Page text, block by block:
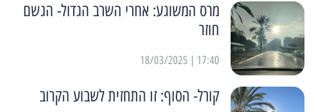
מרס המשוגע: אחרי השרב הגדול- הגשם
חוזר
17:40 | 18/03/2025
קורל- הסוף: זו התחזית לשבוע הקרוב